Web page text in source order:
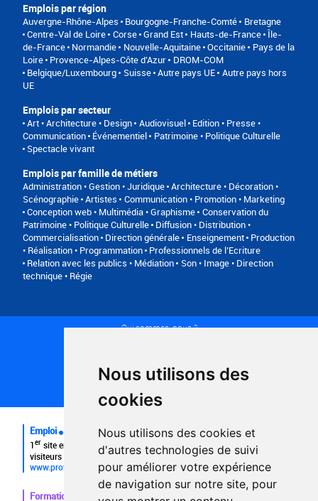
Nous utilisons des
cookies
Nous utilisons des cookies et
d'autres technologies de suivi
pour améliorer votre expérience
de navigation sur notre site, pour
Emplois par région
Auvergne-Rhône-Alpes Bourgogne-Franche-Comté
Bretagne
Centre-Val de Loire Corse Grand Est Hauts-de-France Île-
de-France Normandie Nouvelle-Aquitaine Occitanie
Pays de la
Loire Provence-Alpes-Côte d'Azur
DROM-COM
Belgique/Luxembourg
Suisse Autre pays UE Autre pays hors
UE
Emplois par secteur
Art • Architecture • Design Audiovisuel Edition • Presse •
Communication Événementiel
Patrimoine • Politique Culturelle
Spectacle vivant
Emplois par famille de métiers
Administration • Gestion • Juridique Architecture • Décoration •
Scénographie Artistes
Communication • Promotion • Marketing
Conception web • Multimédia • Graphisme Conservation du
Patrimoine • Politique Culturelle Diffusion • Distribution •
Commercialisation Direction générale Enseignement Production
• Réalisation • Programmation Professionnels de l’Ecriture
Relation avec les publics • Médiation
Son • Image • Direction
technique • Régie
Qui sommes-nous ?
Plan du site
FAQ recruteurs
FAQ
Emploi
1er site emploi du secteur culturel 784.000 visites et 230.000
visiteurs uniques par mois.
www.profilculture.com
Formation